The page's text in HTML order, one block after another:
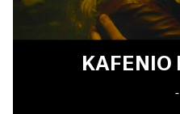
KAFENIO